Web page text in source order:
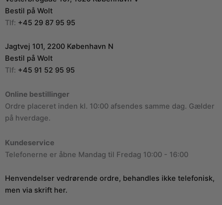
Bestil på Wolt
Tlf: +45 29 87 95 95
Jagtvej 101, 2200 København N
Bestil på Wolt
Tlf: +45 91 52 95 95
Online bestillinger
Ordre placeret inden kl. 10:00 afsendes samme dag. Gælder
på hverdage.
Kundeservice
Telefonerne er åbne Mandag til Fredag 10:00 - 16:00
Henvendelser vedrørende ordre, behandles ikke telefonisk,
men via skrift her.